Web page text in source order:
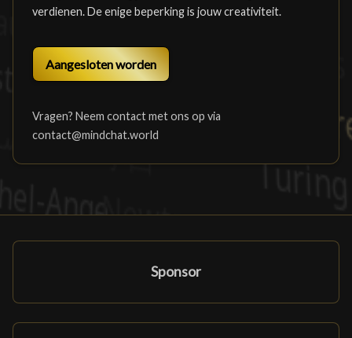
verdienen. De enige beperking is jouw creativiteit.
Aangesloten worden
Vragen? Neem contact met ons op via
contact@mindchat.world
Sponsor